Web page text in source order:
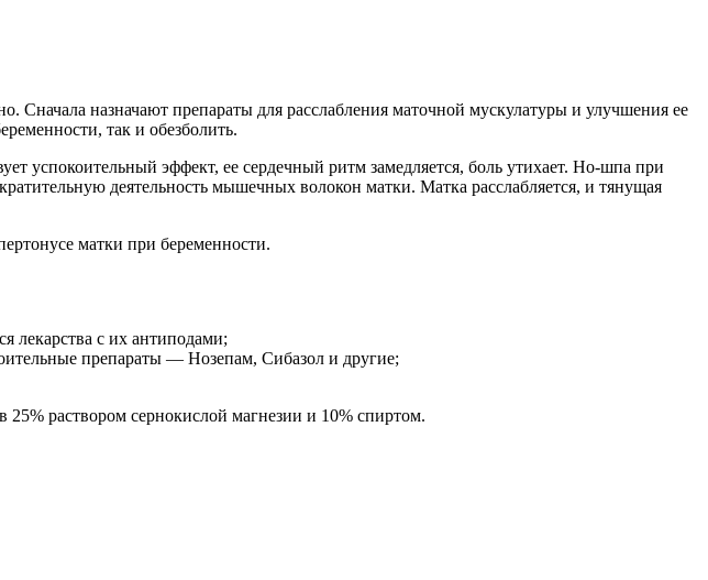
Сначала назначают препараты для расслабления маточной мускулатуры и улучшения ее
так и обезболить.
успокоительный эффект, ее сердечный ритм замедляется, боль утихает. Но-шпа при
деятельность мышечных волокон матки. Матка расслабляется, и тянущая
матки при беременности.
лекарства с их антиподами;
препараты — Нозепам, Сибазол и другие;
раствором сернокислой магнезии и 10% спиртом.